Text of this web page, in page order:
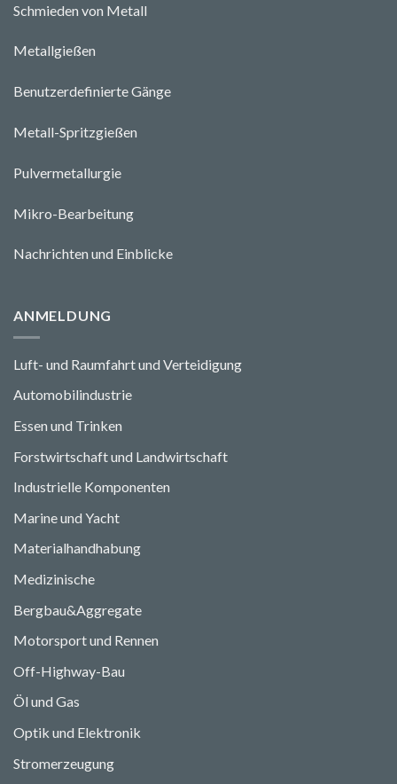
Schmieden von Metall
Metallgießen
Benutzerdefinierte Gänge
Metall-Spritzgießen
Pulvermetallurgie
Mikro-Bearbeitung
Nachrichten und Einblicke
ANMELDUNG
Luft- und Raumfahrt und Verteidigung
Automobilindustrie
Essen und Trinken
Forstwirtschaft und Landwirtschaft
Industrielle Komponenten
Marine und Yacht
Materialhandhabung
Medizinische
Bergbau&Aggregate
Motorsport und Rennen
Off-Highway-Bau
Öl und Gas
Optik und Elektronik
Stromerzeugung